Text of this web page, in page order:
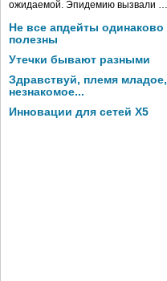
ожидаемой. Эпидемию вызвали …
Не все апдейты одинаково
полезны
Утечки бывают разными
Здравствуй, племя младое,
незнакомое...
Инновации для сетей X5